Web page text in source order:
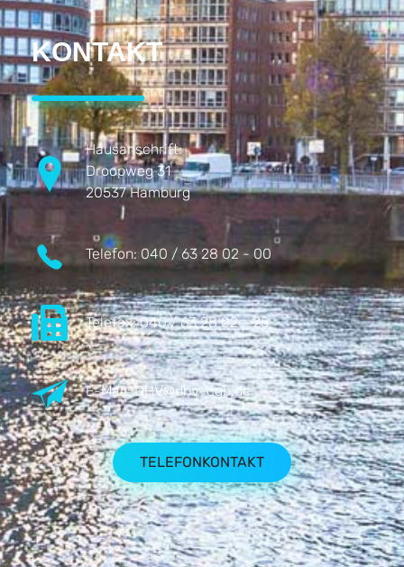
KONTAKT
Hausanschrift:
Droopweg 31
20537 Hamburg
Telefon: 040 / 63 28 02 - 00
Telefax:040 / 63 28 02 - 25
E-Mail:DHV@dhv-cgb.de
TELEFONKONTAKT